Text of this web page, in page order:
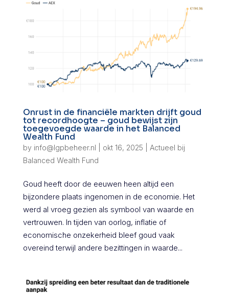
Onrust in de financiële markten drijft goud
tot recordhoogte – goud bewijst zijn
toegevoegde waarde in het Balanced
Wealth Fund
by info@lgpbeheer.nl okt 16, 2025
Actueel bij
Balanced Wealth Fund
Goud heeft door de eeuwen heen altijd een
bijzondere plaats ingenomen in de economie. Het
werd al vroeg gezien als symbool van waarde en
vertrouwen. In tijden van oorlog, inflatie of
economische onzekerheid bleef goud vaak
overeind terwijl andere bezittingen in waarde...